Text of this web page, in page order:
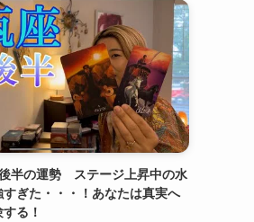
後半の運勢 ステージ上昇中の水
ぎた・・・！あなたは真実へ
る！